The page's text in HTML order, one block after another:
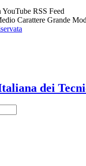
YouTube RSS Feed
Carattere Grande
dei